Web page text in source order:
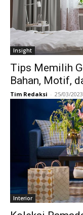
Insight
Tips Memilih
Bahan, Motif,
Tim Redaksi - 25/03/2023
Interior